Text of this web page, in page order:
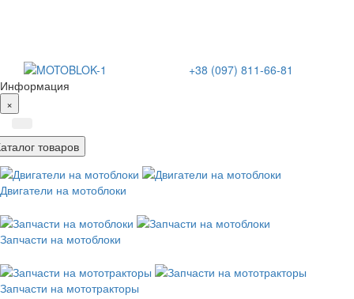
+38 (097) 811-66-81
Информация
×
товаров
Двигатели на мотоблоки
Запчасти на мотоблоки
Запчасти на мототракторы